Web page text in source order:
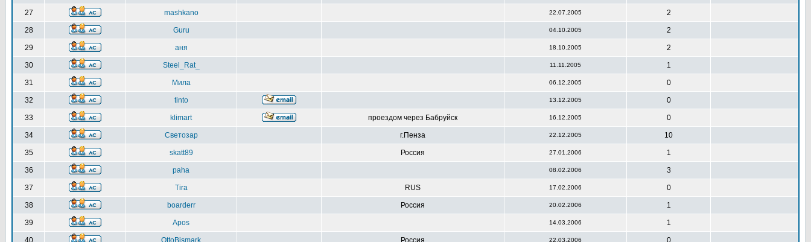
27 mashkano 22.07.2005 2
28 Guru 04.10.2005 2
29 аня 18.10.2005 2
30 Steel_Rat_ 11.11.2005 1
31 Мила 06.12.2005 0
32 tinto 13.12.2005 0
33 klimart проездом через Бабруйск 16.12.2005 0
34 Светозар г.Пенза 22.12.2005 10
35 skatt89 Россия 27.01.2006 1
36 paha 08.02.2006 3
37 Tira RUS 17.02.2006 0
38 boarderr Россия 20.02.2006 1
39 Apos 14.03.2006 1
40 OttoBismark Россия 22.03.2006 0